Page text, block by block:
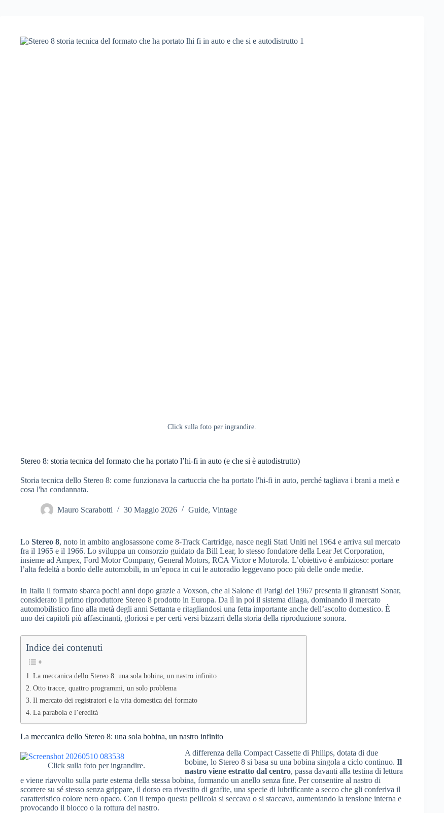
Click sulla foto per ingrandire.
Stereo 8: storia tecnica del formato che ha portato l’hi-fi in auto (e che si è autodistrutto)
Storia tecnica dello Stereo 8: come funzionava la cartuccia che ha portato l'hi-fi in auto, perché tagliava i brani a metà e
cosa l'ha condannata.
Mauro Scarabotti 30 Maggio 2026 Guide, Vintage
Lo Stereo 8, noto in ambito anglosassone come 8-Track Cartridge, nasce negli Stati Uniti nel 1964 e arriva sul mercato
fra il 1965 e il 1966. Lo sviluppa un consorzio guidato da Bill Lear, lo stesso fondatore della Lear Jet Corporation,
insieme ad Ampex, Ford Motor Company, General Motors, RCA Victor e Motorola. L’obiettivo è ambizioso: portare
l’alta fedeltà a bordo delle automobili, in un’epoca in cui le autoradio leggevano poco più delle onde medie.
In Italia il formato sbarca pochi anni dopo grazie a Voxson, che al Salone di Parigi del 1967 presenta il giranastri Sonar,
considerato il primo riproduttore Stereo 8 prodotto in Europa. Da lì in poi il sistema dilaga, dominando il mercato
automobilistico fino alla metà degli anni Settanta e ritagliandosi una fetta importante anche dell’ascolto domestico. È
uno dei capitoli più affascinanti, gloriosi e per certi versi bizzarri della storia della riproduzione sonora.
Indice dei contenuti
La meccanica dello Stereo 8: una sola bobina, un nastro infinito
Otto tracce, quattro programmi, un solo problema
Il mercato dei registratori e la vita domestica del formato
La parabola e l’eredità
La meccanica dello Stereo 8: una sola bobina, un nastro infinito
Click sulla foto per ingrandire.
A differenza della Compact Cassette di Philips, dotata di due
bobine, lo Stereo 8 si basa su una bobina singola a ciclo continuo. Il
nastro viene estratto dal centro, passa davanti alla testina di lettura
e viene riavvolto sulla parte esterna della stessa bobina, formando un anello senza fine. Per consentire al nastro di
scorrere su sé stesso senza grippare, il dorso era rivestito di grafite, una specie di lubrificante a secco che gli conferiva il
caratteristico colore nero opaco. Con il tempo questa pellicola si seccava o si staccava, aumentando la tensione interna e
provocando il blocco o la rottura del nastro.